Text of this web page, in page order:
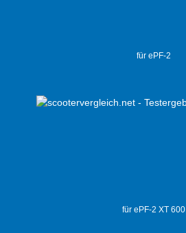
für ePF-2
für ePF-2 XT 600